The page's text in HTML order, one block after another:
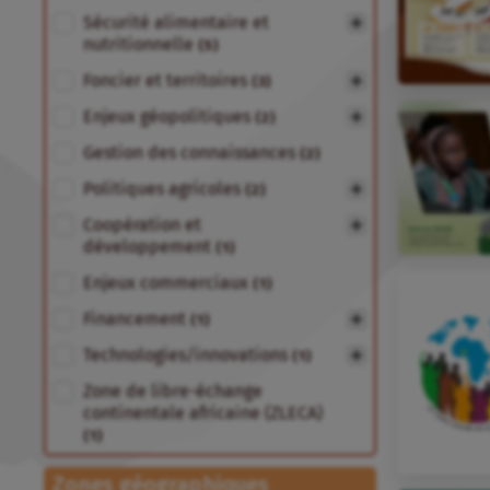
Sécurité alimentaire et
nutritionnelle
Foncier et territoires
Enjeux géopolitiques
Gestion des connaissances
Politiques agricoles
Coopération et
développement
Enjeux commerciaux
Financement
Technologies/innovations
Zone de libre-échange
continentale africaine (ZLECA)
Zones géographiques